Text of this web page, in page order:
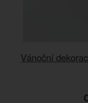
Vánoční